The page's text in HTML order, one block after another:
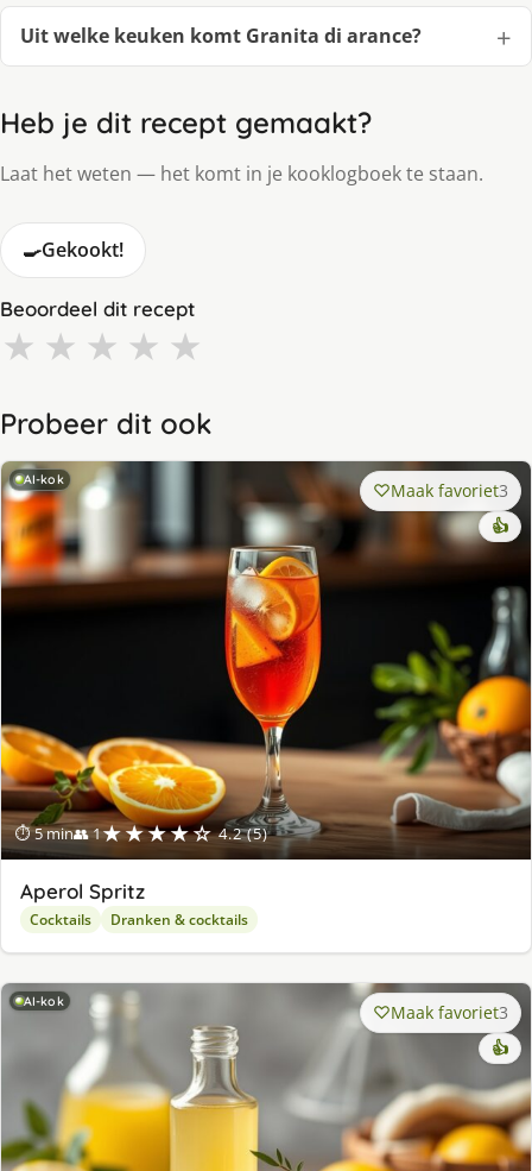
Uit welke keuken komt Granita di arance?
Heb je dit recept gemaakt?
Laat het weten — het komt in je kooklogboek te staan.
🍳Gekookt!
Beoordeel dit recept
★ ★ ★ ★ ★
Probeer dit ook
AI-kok
⏱ 5 min👥 1★★★★☆ 4.2 (5)
Maak favoriet3
👍
Aperol Spritz
Cocktails Dranken & cocktails
AI-kok Maak favoriet3
👍